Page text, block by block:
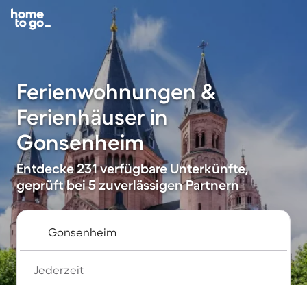
Ferienwohnungen &
Ferienhäuser in
Gonsenheim
Entdecke 231 verfügbare Unterkünfte,
geprüft bei 5 zuverlässigen Partnern
Jederzeit